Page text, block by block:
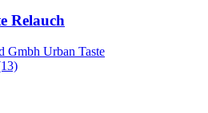
Relauch